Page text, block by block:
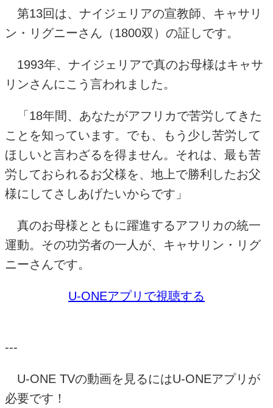
第13回は、ナイジェリアの宣教師、キャサリ
ン・リグニーさん（1800双）の証しです。
1993年、ナイジェリアで真のお母様はキャサ
リンさんにこう言われました。
「 18年間、あなたがアフリカで苦労してきた
ことを知っています。でも、もう少し苦労して
ほしいと言わざるを得ません。それは、最も苦
労しておられるお父様を、地上で勝利したお父
様にしてさしあげたいからです」
真のお母様とともに躍進するアフリカの統一
運動。その功労者の一人が、キャサリン・リグ
ニーさんです。
U-ONEアプリで視聴する
---
U-ONE TVの動画を見るにはU-ONEアプリが
必要です！